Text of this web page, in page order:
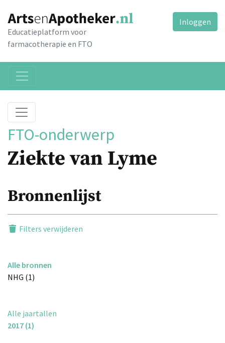
Educatieplatform voor
farmacotherapie en FTO
Inloggen
FTO-onderwerp
Ziekte van Lyme
Bronnenlijst
Filters verwijderen
Alle bronnen
NHG (1)
Alle jaartallen
2017 (1)